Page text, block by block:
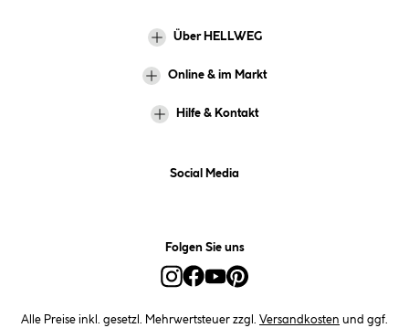
Über HELLWEG
Online & im Markt
Hilfe & Kontakt
Social Media
Folgen Sie uns
Alle Preise inkl. gesetzl. Mehrwertsteuer zzgl. Versandkosten und ggf.